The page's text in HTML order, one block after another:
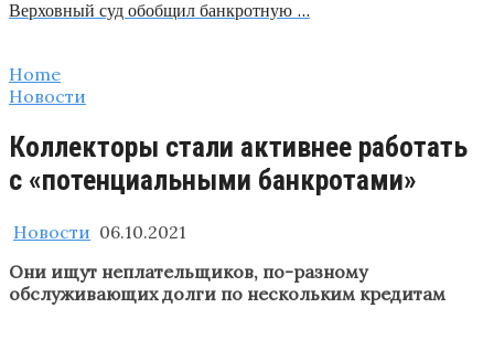
Верховный суд обобщил банкротную …
Home
Новости
Коллекторы стали активнее работать
с «потенциальными банкротами»
Новости 06.10.2021
Они ищут неплательщиков, по-разному
обслуживающих долги по нескольким кредитам